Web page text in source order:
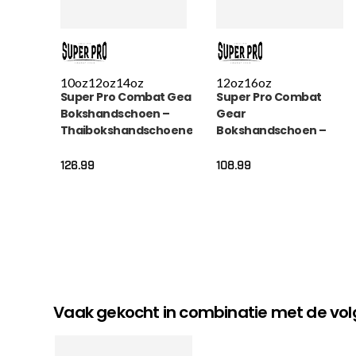
10oz12oz14oz
Super Pro Combat Gear
Bokshandschoen –
Thaibokshandschoenen
Zwart
126.99
12oz16oz
Super Pro Combat
Gear
Bokshandschoen –
(thai) – Zwart / Wit
108.99
Vaak gekocht in combinatie met de